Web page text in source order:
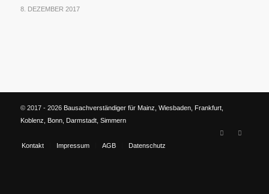
8. DEZEMBER 2017
© 2017 - 2026 Bausachverständiger für Mainz, Wiesbaden, Frankfurt,
Koblenz, Bonn, Darmstadt, Simmern
Kontakt Impressum AGB Datenschutz